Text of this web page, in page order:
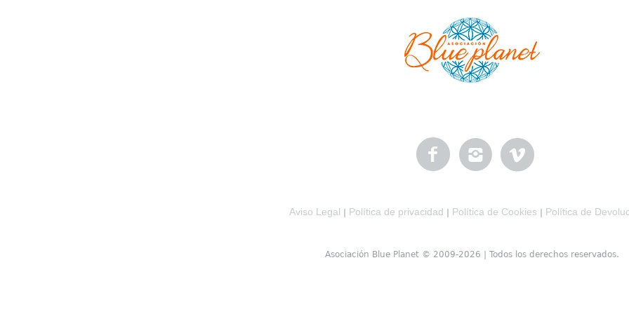
Aviso Legal Política de privacidad Política de Cookies Política de
Asociación Blue Planet © 2009-2026 | Todos los derechos reservados.